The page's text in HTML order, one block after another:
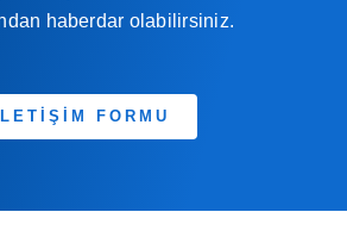
haberdar olabilirsiniz.
FORMU